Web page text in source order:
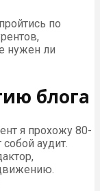
по
нужен ли
блога
я прохожу 80-
аудит.